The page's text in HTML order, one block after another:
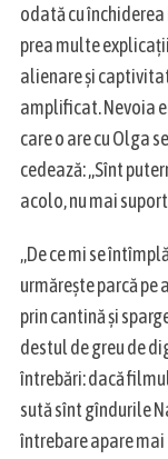
odată cu închiderea
prea multe
alienare și
amplificat. Nevoia
care o are cu Olga
cedează: „Sînt
acolo, nu mai
„De ce mi se
urmărește parcă pe
prin cantină și
destul de greu de
întrebări: dacă
sută sînt gîndurile
întrebare apare